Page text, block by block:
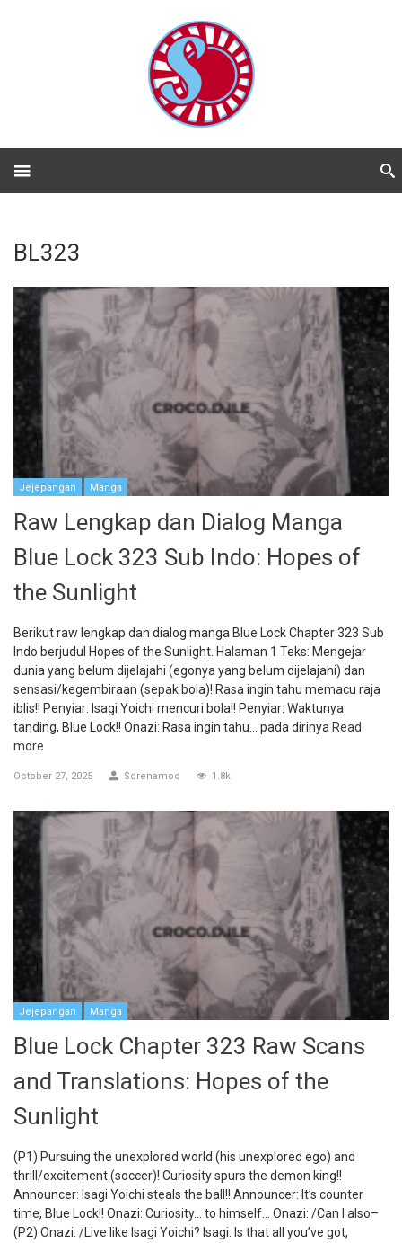
BL323
Jejepangan Manga
Raw Lengkap dan Dialog Manga
Blue Lock 323 Sub Indo: Hopes of
the Sunlight
Berikut raw lengkap dan dialog manga Blue Lock Chapter 323 Sub
Indo berjudul Hopes of the Sunlight. Halaman 1 Teks: Mengejar
dunia yang belum dijelajahi (egonya yang belum dijelajahi) dan
sensasi/kegembiraan (sepak bola)! Rasa ingin tahu memacu raja
iblis!! Penyiar: Isagi Yoichi mencuri bola!! Penyiar: Waktunya
tanding, Blue Lock!! Onazi: Rasa ingin tahu… pada dirinya Read
more
October 27, 2025 Sorenamoo 1.8k
Jejepangan Manga
Blue Lock Chapter 323 Raw Scans
and Translations: Hopes of the
Sunlight
(P1) Pursuing the unexplored world (his unexplored ego) and
thrill/excitement (soccer)! Curiosity spurs the demon king!!
Announcer: Isagi Yoichi steals the ball!! Announcer: It’s counter
time, Blue Lock!! Onazi: Curiosity… to himself… Onazi: /Can I also–
(P2) Onazi: /Live like Isagi Yoichi? Isagi: Is that all you’ve got,